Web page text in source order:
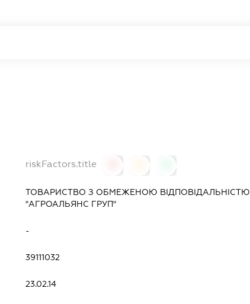
riskFactors.title
ТОВАРИСТВО З ОБМЕЖЕНОЮ ВІДПОВІДАЛЬНІСТЮ
"АГРОАЛЬЯНС ГРУП"
-
39111032
23.02.14